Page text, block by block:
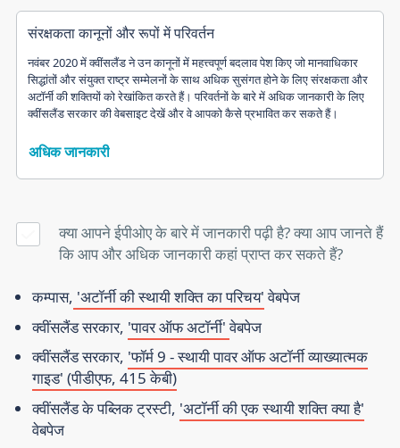
संरक्षकता कानूनों और रूपों में परिवर्तन
नवंबर 2020 में क्वींसलैंड ने उन कानूनों में महत्त्वपूर्ण बदलाव पेश किए जो मानवाधिकार
सिद्धांतों और संयुक्त राष्ट्र सम्मेलनों के साथ अधिक सुसंगत होने के लिए संरक्षकता और
अटॉर्नी की शक्तियों को रेखांकित करते हैं। परिवर्तनों के बारे में अधिक जानकारी के लिए
क्वींसलैंड सरकार की वेबसाइट देखें और वे आपको कैसे प्रभावित कर सकते हैं।
अधिक जानकारी
क्या आपने ईपीओए के बारे में जानकारी पढ़ी है? क्या आप जानते हैं
कि आप और अधिक जानकारी कहां प्राप्त कर सकते हैं?
कम्पास, 'अटॉर्नी की स्थायी शक्ति का परिचय'वेबपेज
क्वींसलैंड सरकार, 'पावर ऑफ अटॉर्नी'वेबपेज
क्वींसलैंड सरकार, 'फॉर्म 9 - स्थायी पावर ऑफ अटॉर्नी व्याख्यात्मक
गाइड' (पीडीएफ, 415 केबी)
क्वींसलैंड के पब्लिक ट्रस्टी, 'अटॉर्नी की एक स्थायी शक्ति क्या है'
वेबपेज